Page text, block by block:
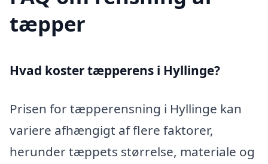
tæpper
Hvad koster tæpperens i Hyllinge?
Prisen for tæpperensning i Hyllinge kan
variere afhængigt af flere faktorer,
herunder tæppets størrelse, materiale og